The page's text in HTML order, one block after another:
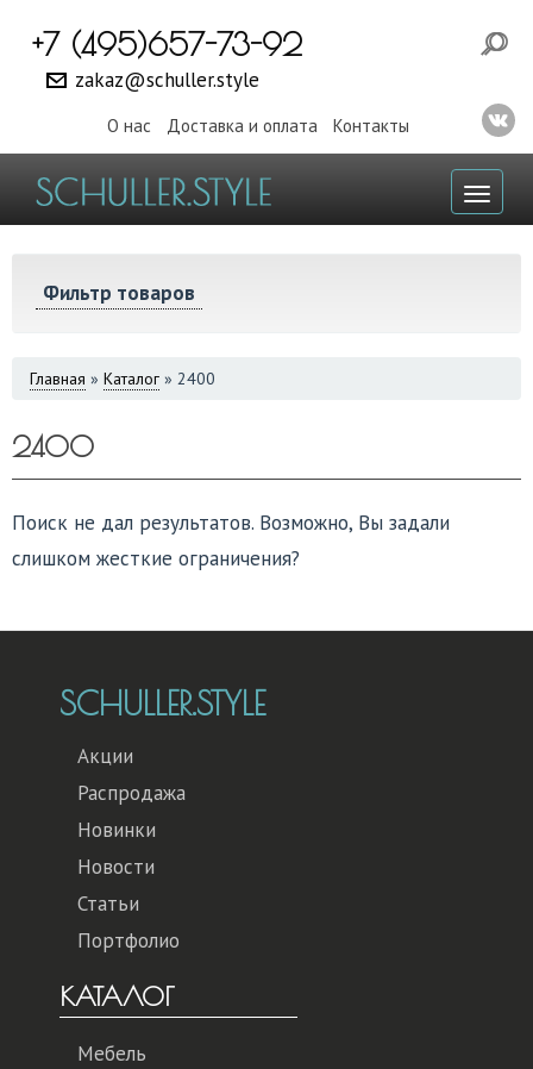
+7 (495)657-73-92
zakaz@schuller.style
О нас Доставка и оплата Контакты
Фильтр товаров
ВЫ
Главная » Каталог » 2400
2400
Поиск не дал результатов. Возможно, Вы задали
слишком жесткие ограничения?
SCHULLER.STYLE
Акции
Распродажа
Новинки
Новости
Статьи
Портфолио
КАТАЛОГ
Мебель